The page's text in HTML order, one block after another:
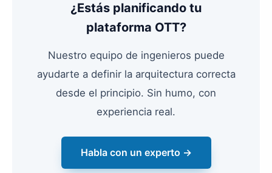
¿Estás planificando tu
plataforma OTT?
Nuestro equipo de ingenieros puede
ayudarte a definir la arquitectura correcta
desde el principio. Sin humo, con
experiencia real.
Habla con un experto →